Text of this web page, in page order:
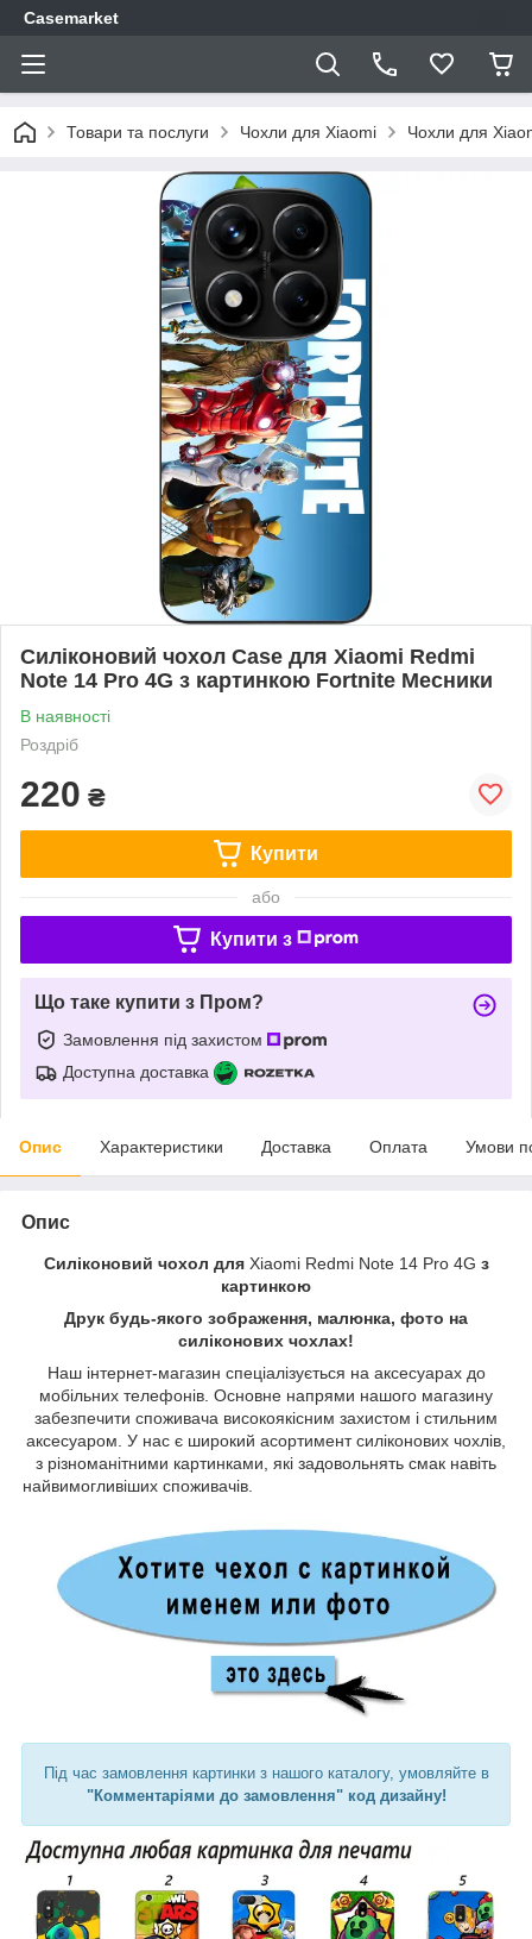
Casemarket
Товари та послуги Чохли для Xiaomi Чохли для
Силіконовий чохол Case для Xiaomi Redmi
Note 14 Pro 4G з картинкою Fortnite Месники
В наявності
Роздріб
220 ₴
Купити
або
Купити з
Що таке купити з Пром?
Замовлення під захистом
Доступна доставка
Опис Характеристики Доставка Оплата Умови
Опис
Силіконовий чохол для Xiaomi Redmi Note 14 Pro 4G з
картинкою
Друк будь-якого зображення, малюнка, фото на
силіконових чохлах!
Наш інтернет-магазин спеціалізується на аксесуарах до
мобільних телефонів. Основне напрями нашого магазину
забезпечити споживача високоякісним захистом і стильним
аксесуаром. У нас є широкий асортимент силіконових чохлів,
з різноманітними картинками, які задовольнять смак навіть
найвимогливіших споживачів.
Під час замовлення картинки з нашого каталогу, умовляйте в
"Комментаріями до замовлення" код дизайну!